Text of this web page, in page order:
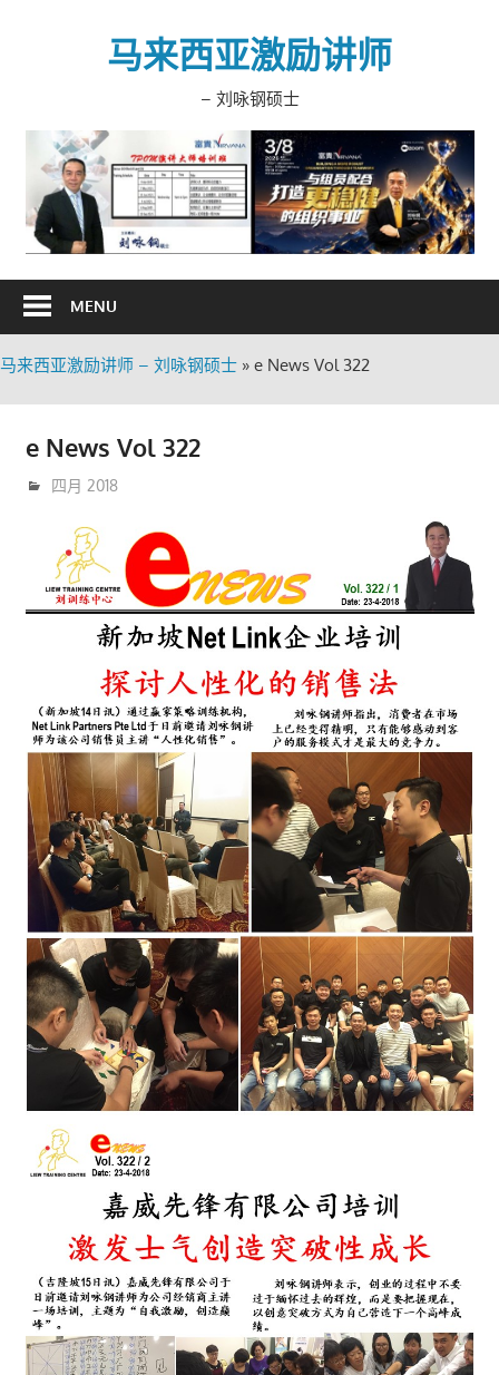
马来西亚激励讲师
– 刘咏钢硕士
MENU
马来西亚激励讲师 – 刘咏钢硕士 » e News Vol 322
e News Vol 322
4月 23, 2018
trainer
四月 2018